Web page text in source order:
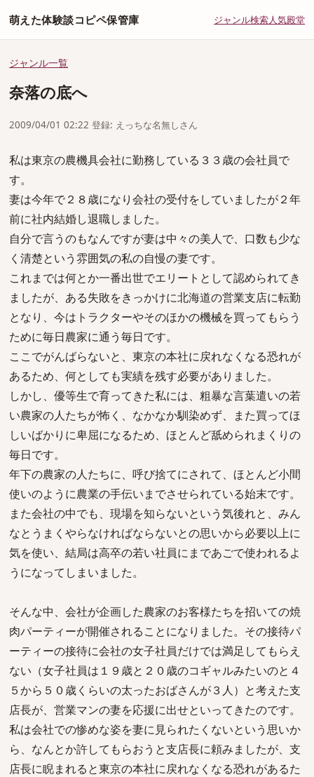
萌えた体験談コピペ保管庫 ジャンル検索人気殿堂
ジャンル一覧
奈落の底へ
2009/04/01 02:22 登録: えっちな名無しさん
私は東京の農機具会社に勤務している３３歳の会社員で
す。
妻は今年で２８歳になり会社の受付をしていましたが２年
前に社内結婚し退職しました。
自分で言うのもなんですが妻は中々の美人で、口数も少な
く清楚という雰囲気の私の自慢の妻です。
これまでは何とか一番出世でエリートとして認められてき
ましたが、ある失敗をきっかけに北海道の営業支店に転勤
となり、今はトラクターやそのほかの機械を買ってもらう
ために毎日農家に通う毎日です。
ここでがんばらないと、東京の本社に戻れなくなる恐れが
あるため、何としても実績を残す必要がありました。
しかし、優等生で育ってきた私には、粗暴な言葉遣いの若
い農家の人たちが怖く、なかなか馴染めず、また買ってほ
しいばかりに卑屈になるため、ほとんど舐められまくりの
毎日です。
年下の農家の人たちに、呼び捨てにされて、ほとんど小間
使いのように農業の手伝いまでさせられている始末です。
また会社の中でも、現場を知らないという気後れと、みん
なとうまくやらなければならないとの思いから必要以上に
気を使い、結局は高卒の若い社員にまであごで使われるよ
うになってしまいました。
そんな中、会社が企画した農家のお客様たちを招いての焼
肉パーティーが開催されることになりました。その接待パ
ーティーの接待に会社の女子社員だけでは満足してもらえ
ない（女子社員は１９歳と２０歳のコギャルみたいのと４
５から５０歳くらいの太ったおばさんが３人）と考えた支
店長が、営業マンの妻を応援に出せといってきたのです。
私は会社での惨めな姿を妻に見られたくないという思いか
ら、なんとか許してもらおうと支店長に頼みましたが、支
店長に睨まれると東京の本社に戻れなくなる恐れがあるた